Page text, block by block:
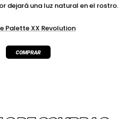
dejará una luz natural en el rostro.